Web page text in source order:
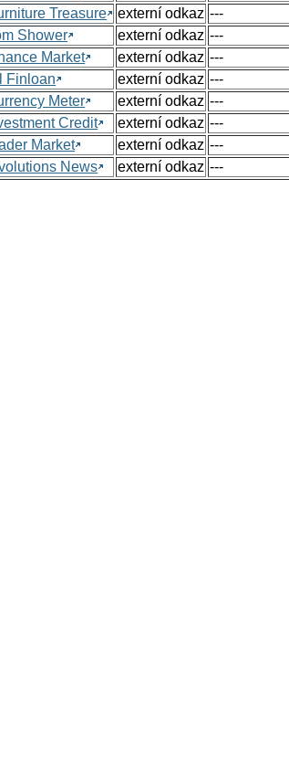
Treasure
externí odkaz ---
Shower
externí odkaz ---
Market
externí odkaz ---
Finloan
externí odkaz ---
Meter
externí odkaz ---
Credit
externí odkaz ---
Market
externí odkaz ---
News
externí odkaz ---